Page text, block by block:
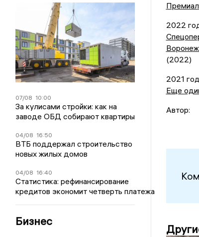
07/08 10:00
За кулисами стройки: как на
заводе ОБД собирают квартиры
04/08 16:50
ВТБ поддержал строительство
новых жилых домов
04/08 16:40
Статистика: рефинансирование
кредитов экономит четверть платежа
Бизнес
2022
(2022)
2021
Еще
Автор: